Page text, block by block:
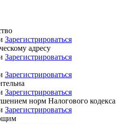
Зарегистрироваться
адресу
Зарегистрироваться
Зарегистрироваться
Зарегистрироваться
норм Налогового кодекса
Зарегистрироваться